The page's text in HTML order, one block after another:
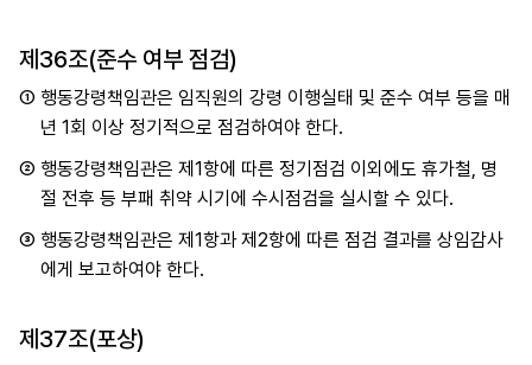
제36조(준수 여부 점검)
① 행동강령책임관은 임직원의 강령 이행실태 및 준수 여부 등을 매
년 1회 이상 정기적으로 점검하여야 한다.
② 행동강령책임관은 제1항에 따른 정기점검 이외에도 휴가철, 명
절 전후 등 부패 취약 시기에 수시점검을 실시할 수 있다.
③ 행동강령책임관은 제1항과 제2항에 따른 점검 결과를 상임감사
에게 보고하여야 한다.
제37조(포상)